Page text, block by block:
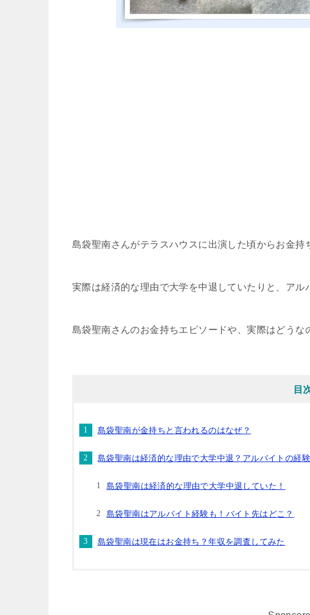
島袋聖南さんがテラスハウスに出演した頃からお金持
実際は経済的な理由で大学を中退していたりと、アル
島袋聖南さんのお金持ちエピソードや、実際はどうな
目
島袋聖南が金持ちと言われるのはなぜ？
島袋聖南は経済的な理由で大学中退？アルバイトの経
島袋聖南は経済的な理由で大学中退していた！
島袋聖南はアルバイト経験も！バイト先はどこ？
島袋聖南は現在はお金持ち？年収を調査してみた